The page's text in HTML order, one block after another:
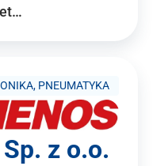
PNEUMATYKA
z o.o.